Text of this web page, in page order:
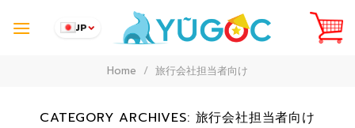
JP
Home / 旅行会社担当者向け
CATEGORY ARCHIVES: 旅行会社担当者向け